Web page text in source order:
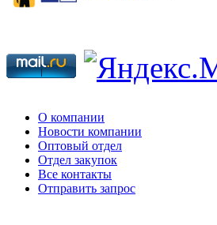
О компании
Новости компании
Оптовый отдел
Отдел закупок
Все контакты
Отправить запрос